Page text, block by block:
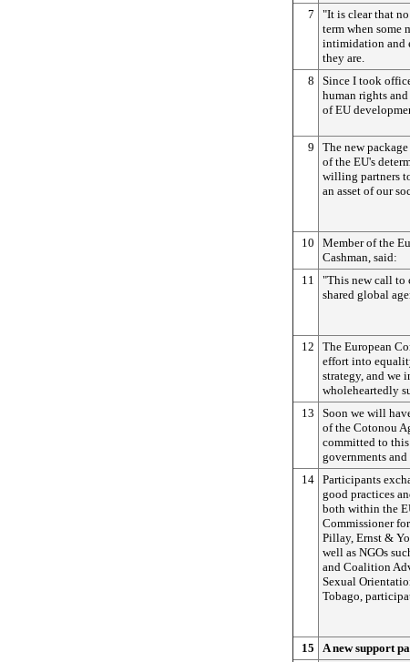
7
"It is clear that
term when some
intimidation and
they are.
8
Since I took
human rights
of EU
9
The new
of the EU's
willing partners
an asset of our
10
Member of the
Cashman, said:
11
"This new call to
shared global
12
The European
effort into
strategy, and we
wholeheartedly
13
Soon we will
of the Cotonou
committed to
governments
14 Participants
good practices
both within the
Commissioner
Pillay, Ernst &
well as NGOs
and Coalition
Sexual
Tobago,
15
A new support